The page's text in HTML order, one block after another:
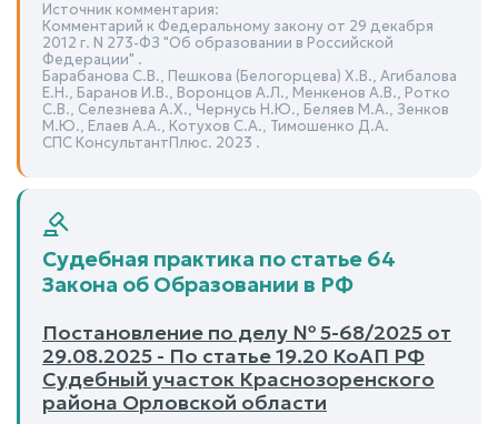
Источник комментария:
Комментарий к Федеральному закону от 29 декабря
2012 г. N 273-ФЗ "Об образовании в Российской
Федерации" .
Барабанова С.В., Пешкова (Белогорцева) Х.В., Агибалова
Е.Н., Баранов И.В., Воронцов А.Л., Менкенов А.В., Ротко
С.В., Селезнева А.Х., Чернусь Н.Ю., Беляев М.А., Зенков
М.Ю., Елаев А.А., Котухов С.А., Тимошенко Д.А.
СПС КонсультантПлюс. 2023 .
Судебная практика по статье 64
Закона об Образовании в РФ
Постановление по делу № 5-68/2025 от
29.08.2025 - По статье 19.20 КоАП РФ
Судебный участок Краснозоренского
района Орловской области